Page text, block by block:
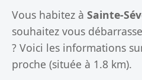
Vous habitez à Sainte-
souhaitez vous
? Voici les informations
proche (située à 1.8 km).